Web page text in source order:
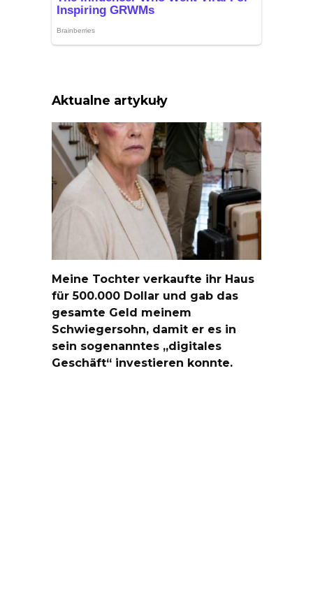
Aktualne artykuły
Meine Tochter verkaufte ihr Haus
für 500.000 Dollar und gab das
gesamte Geld meinem
Schwiegersohn, damit er es in
sein sogenanntes „digitales
Geschäft“ investieren konnte.